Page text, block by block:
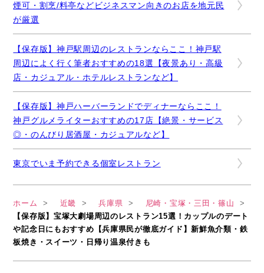
煙可・割烹/料亭などビジネスマン向きのお店を地元民
が厳選
【保存版】神戸駅周辺のレストランならここ！神戸駅
周辺によく行く筆者おすすめの18選【夜景あり・高級
店・カジュアル・ホテルレストランなど】
【保存版】神戸ハーバーランドでディナーならここ！
神戸グルメライターおすすめの17店【絶景・サービス
◎・のんびり居酒屋・カジュアルなど】
東京でいま予約できる個室レストラン
ホーム 近畿 兵庫県
尼崎・宝塚・三田・篠山
【保存版】宝塚大劇場周辺のレストラン15選！カップルのデート
や記念日にもおすすめ【兵庫県民が徹底ガイド】新鮮魚介類・鉄
板焼き・スイーツ・日帰り温泉付きも